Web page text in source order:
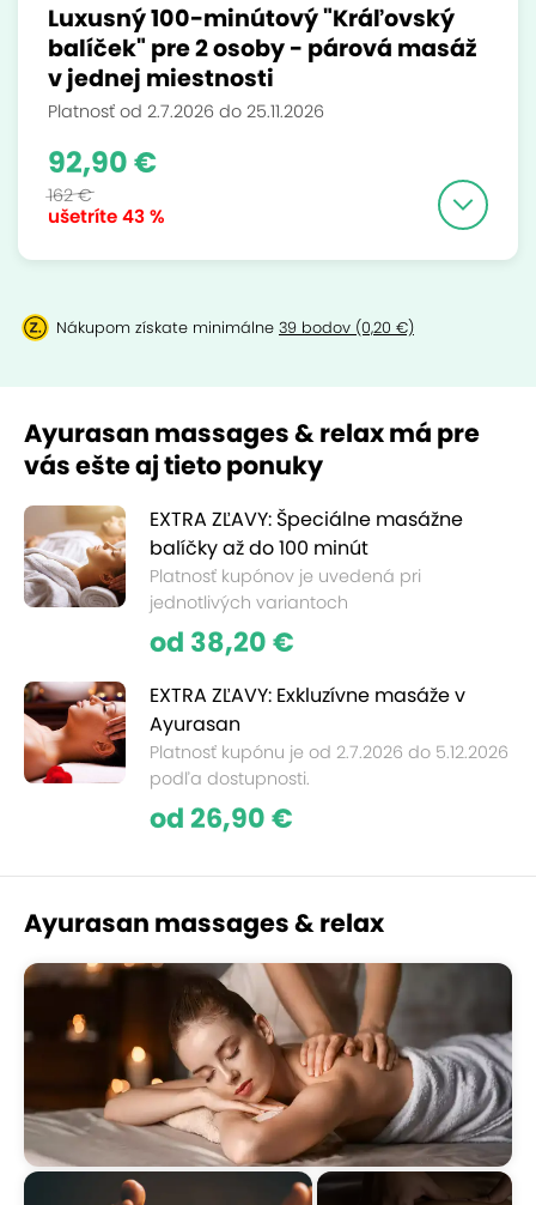
Luxusný 100-minútový "Kráľovský
balíček" pre 2 osoby - párová masáž
v jednej miestnosti
Platnosť od 2.7.2026 do 25.11.2026
ušetríte43 %
92,90 €
162 €
Nákupom získate minimálne 39 bodov (0,20 €)
Ayurasan massages & relax má pre
vás ešte aj tieto ponuky
EXTRA ZĽAVY: Špeciálne masážne
balíčky až do 100 minút
Platnosť kupónov je uvedená pri
jednotlivých variantoch
od 38,20 €
EXTRA ZĽAVY: Exkluzívne masáže v
Ayurasan
Platnosť kupónu je od 2.7.2026 do 5.12.2026
podľa dostupnosti.
od 26,90 €
Ayurasan massages & relax